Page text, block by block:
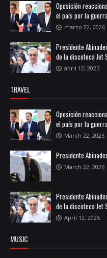
Oposición
el país por la
marzo 22, 2026
Presidente
de la discoteca Jet
abril 12, 2025
TRAVEL
Oposición
el país por la
March 22, 2026
Presidente
March 22, 2026
Presidente
de la discoteca Jet
April 12, 2025
MUSIC